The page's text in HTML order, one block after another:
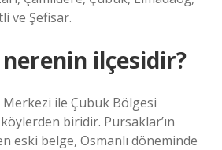
ve Şefisar.
ilçesidir?
ile Çubuk Bölgesi
biridir. Pursaklar’ın
eski belge, Osmanlı döneminde